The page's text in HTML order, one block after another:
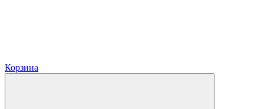
Корзина